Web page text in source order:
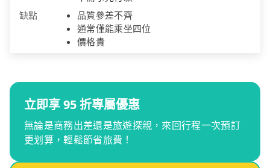
缺點
品質參差不齊
通常僅能乘坐四位
價格貴
立即享 95 折專屬優惠
無論是商務出差還是旅遊探親，來回行程一次預訂
更划算，輕鬆節省旅費！